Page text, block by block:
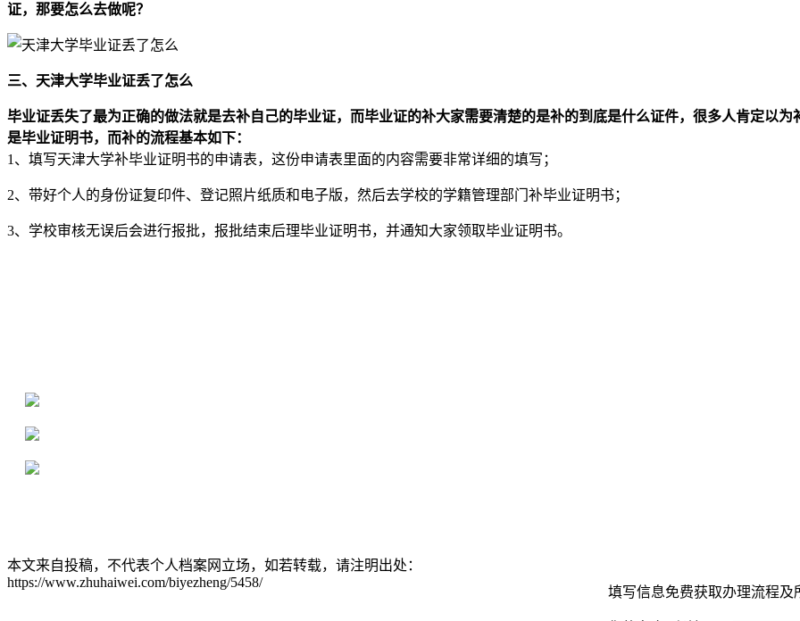
证，那要怎么去做呢？
三、天津大学毕业证丢了怎么
毕业证丢失了最为正确的做法就是去补自己的毕业证，而毕业证的补大家需要清楚的是补的到底是什么证件，很多人肯定以
是毕业证明书，而补的流程基本如下：
1、填写天津大学补毕业证明书的申请表，这份申请表里面的内容需要非常详细的填写；
2、带好个人的身份证复印件、登记照片纸质和电子版，然后去学校的学籍管理部门补毕业证明书；
3、学校审核无误后会进行报批，报批结束后理毕业证明书，并通知大家领取毕业证明书。
填写信息免费获取办理流程及
本文来自投稿，不代表个人档案网立场，如若转载，请注明出处：
https://www.zhuhaiwei.com/biyezheng/5458/